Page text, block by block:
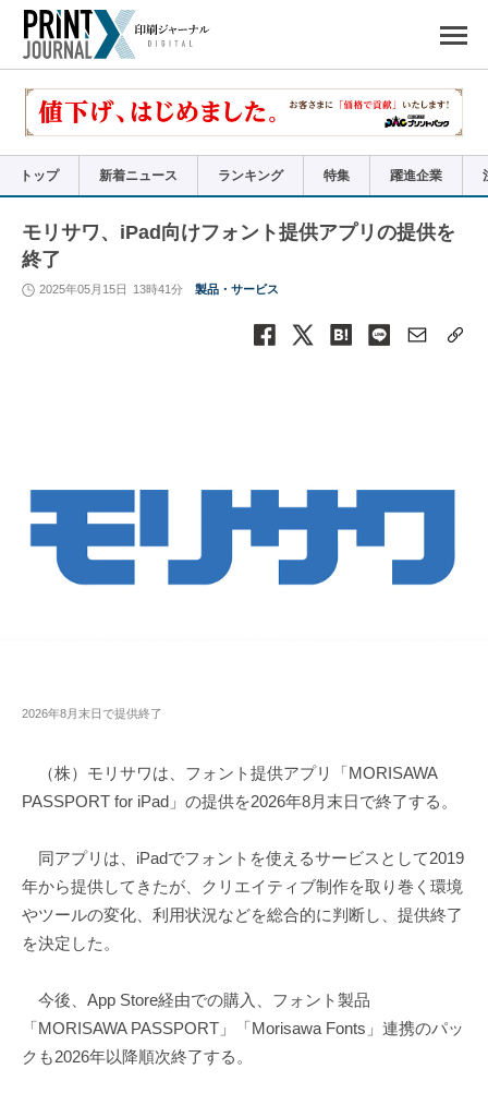
で
リ
トップ 新着ニュース ランキング 特集 躍進企業
モリサワ、iPad向けフォント提供アプリの提供を
終了
2025年05月15日 13時41分 製品・サービス
2026年8月末日で提供終了
（株）モリサワは、フォント提供アプリ「MORISAWA
PASSPORT for iPad」の提供を2026年8月末日で終了する。
同アプリは、iPadでフォントを使えるサービスとして2019
年から提供してきたが、クリエイティブ制作を取り巻く環境
やツールの変化、利用状況などを総合的に判断し、提供終了
を決定した。
今後、App Store経由での購入、フォント製品
「MORISAWA PASSPORT」「Morisawa Fonts」連携のパッ
クも2026年以降順次終了する。